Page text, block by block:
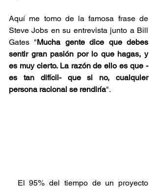
Aquí me tomo de la famosa frase de
Steve Jobs en su entrevista junto a Bill
Gates "Mucha gente dice que debes
sentir gran pasión por lo que hagas, y
es muy cierto. La razón de ello es que -
es tan difícil- que si no, cualquier
persona racional se rendiría".